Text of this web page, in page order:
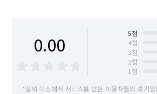
0.00 5점
4점
3점
2점
1점
*실제 미소에서 서비스를 받은 이용자들의 후기입